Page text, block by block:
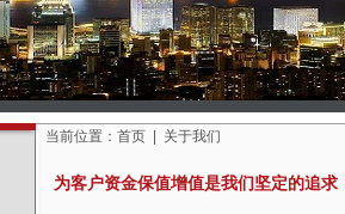
当前位置： 首页 关于我们
为客户资金保值增值是我们坚定的追求